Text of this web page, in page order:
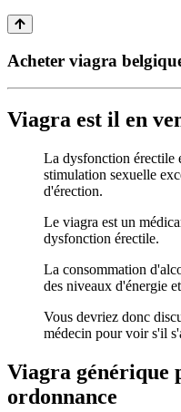
Acheter viagra
Viagra est il en
La dysfonction érectile
stimulation sexuelle
d'érection.
Le viagra est un
dysfonction érectile.
La consommation
des niveaux d'énergie
Vous devriez donc
médecin pour voir s'il
Viagra générique
ordonnance